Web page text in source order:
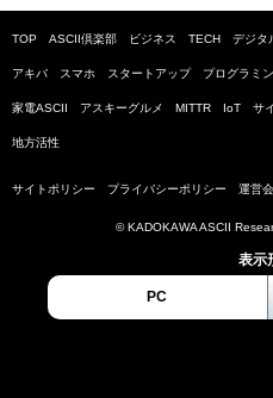
TOP ASCII倶楽部 ビジネス TECH デジタ
アキバ スマホ スタートアップ プログラミ
家電ASCII アスキーグルメ MITTR IoT サ
地方活性
サイトポリシー プライバシーポリシー 運営
© KADOKAWA ASCII
表示
PC